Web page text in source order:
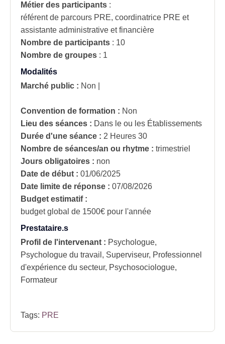
Métier des participants :
référent de parcours PRE, coordinatrice PRE et
assistante administrative et financière
Nombre de participants : 10
Nombre de groupes : 1
Modalités
Marché public : Non
Convention de formation : Non
Lieu des séances : Dans le ou les Établissements
Durée d'une séance : 2 Heures 30
Nombre de séances/an ou rhytme : trimestriel
Jours obligatoires : non
Date de début : 01/06/2025
Date limite de réponse : 07/08/2026
Budget estimatif :
budget global de 1500€ pour l'année
Prestataire.s
Profil de l'intervenant : Psychologue,
Psychologue du travail, Superviseur, Professionnel
d'expérience du secteur, Psychosociologue,
Formateur
Tags: PRE